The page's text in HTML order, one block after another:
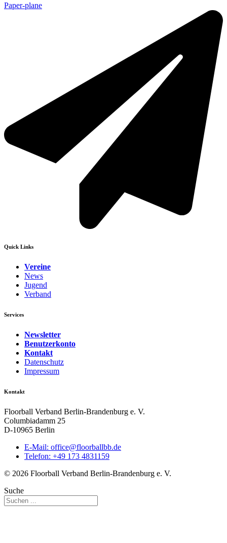
Paper-plane
Quick Links
Vereine
News
Jugend
Verband
Services
Newsletter
Benutzerkonto
Kontakt
Datenschutz
Impressum
Kontakt
Floorball Verband Berlin-Brandenburg e. V.
Columbiadamm 25
D-10965 Berlin
E-Mail: ed.bbllabroolf@eciffo
Telefon: +49 173 4831159
© 2026 Floorball Verband Berlin-Brandenburg e. V.
Suche